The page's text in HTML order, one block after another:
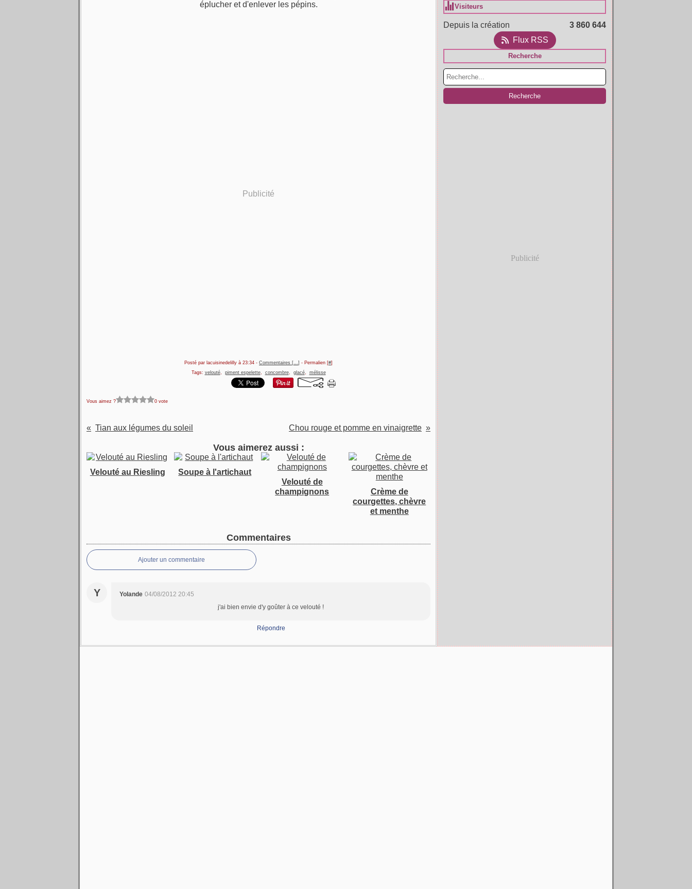
éplucher et d'enlever les pépins.
Publicité
Posté par lacuisinedelilly à 23:34 - Commentaires […] - Permalien [#]
Tags: velouté, piment espelette, concombre, glacé, mélisse
Vous aimez ? 0 vote
Tian aux légumes du soleil Chou rouge et pomme en vinaigrette
Vous aimerez aussi :
Velouté au Riesling
Soupe à l'artichaut
Velouté de
champignons
Crème de
courgettes, chèvre
et menthe
Commentaires
Ajouter un commentaire
Y Yolande 04/08/2012 20:45
j'ai bien envie d'y goûter à ce velouté !
Répondre
Visiteurs
Depuis la création
3 860 644
Flux RSS
Recherche
Publicité